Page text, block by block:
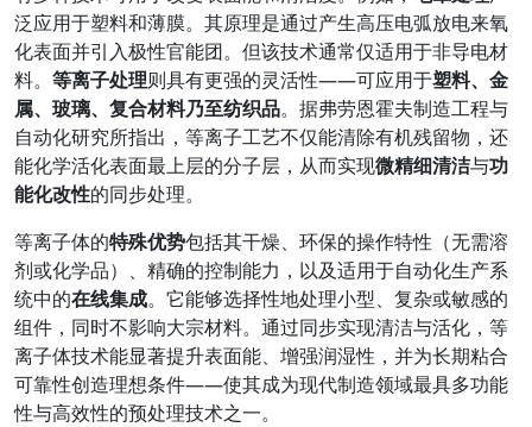
泛应用于塑料和薄膜。其原理是通过产生高压电弧放电来氧
化表面并引入极性官能团。但该技术通常仅适用于非导电材
料。 等离子处理则具有更强的灵活性——可应用于塑料、金
属、玻璃、复合材料乃至纺织品。据弗劳恩霍夫制造工程与
自动化研究所指出，等离子工艺不仅能清除有机残留物，还
能化学活化表面最上层的分子层，从而实现微精细清洁与功
能化改性的同步处理。
等离子体的特殊优势包括其干燥、环保的操作特性（无需溶
剂或化学品）、精确的控制能力，以及适用于自动化生产系
统中的在线集成。它能够选择性地处理小型、复杂或敏感的
组件，同时不影响大宗材料。通过同步实现清洁与活化，等
离子体技术能显著提升表面能、增强润湿性，并为长期粘合
可靠性创造理想条件——使其成为现代制造领域最具多功能
性与高效性的预处理技术之一。